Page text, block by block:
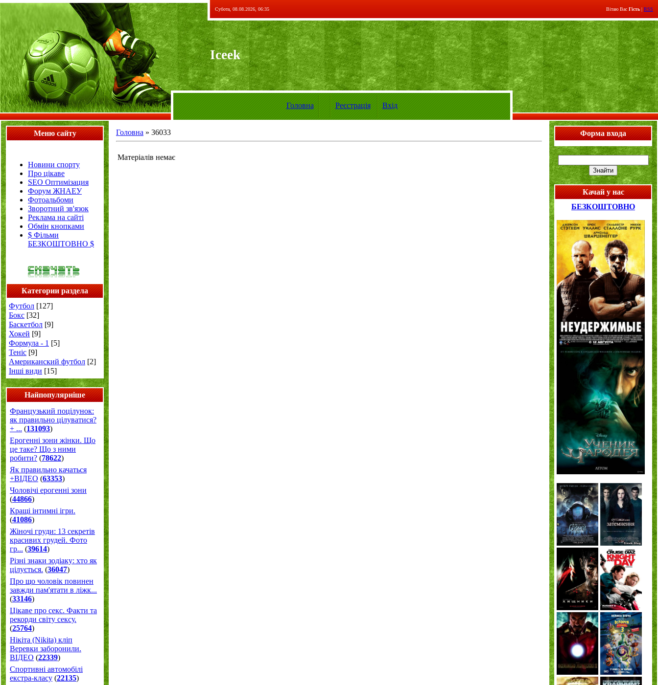
Субота, 08.08.2026, 06:35 Вітаю Вас Гість | RSS
Iceek
Головна Реєстрація Вхід
Меню сайту
Новини спорту
Про цікаве
SEO Оптимізация
Форум ЖНАЕУ
Фотоальбоми
Зворотний зв'язок
Реклама на сайті
Обмін кнопками
$ Фільми
БЕЗКОШТОВНО $
Категории раздела
Футбол [127]
Бокс [32]
Баскетбол [9]
Хокей [9]
Формула - 1 [5]
Теніс [9]
Американский футбол [2]
Інші види [15]
Найпопулярніше
Французький поцілунок:
як правильно цілуватися?
+ ... (131093)
Ерогенні зони жінки. Що
це таке? Що з ними
робити? (78622)
Як правильно качаться
+ВІДЕО (63353)
Чоловічі ерогенні зони
(44866)
Кращі інтимні ігри.
(41086)
Жіночі груди: 13 секретів
красивих грудей. Фото
гр... (39614)
Різні знаки зодіаку: хто як
цілується. (36047)
Про що чоловік повинен
завжди пам'ятати в ліжк...
(33146)
Цікаве про секс. Факти та
рекорди світу сексу.
(25764)
Нікіта (Nikita) кліп
Веревки заборонили.
ВІДЕО (22339)
Спортивні автомобілі
екстра-класу (22135)
Головна » 36033
Матеріалів немає
Форма входа
Качай у нас
БЕЗКОШТОВНО